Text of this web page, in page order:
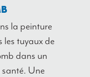
la peinture
les tuyaux de
dans un
Une